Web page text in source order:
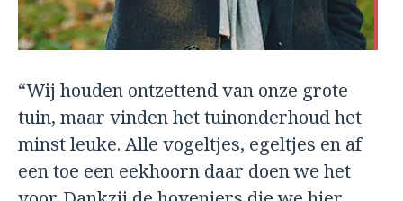
“Wij houden ontzettend van onze grote
tuin, maar vinden het tuinonderhoud het
minst leuke. Alle vogeltjes, egeltjes en af
een toe een eekhoorn daar doen we het